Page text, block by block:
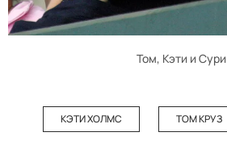
Том, Кэти и Сури
КЭТИ ХОЛМС ТОМ КРУЗ